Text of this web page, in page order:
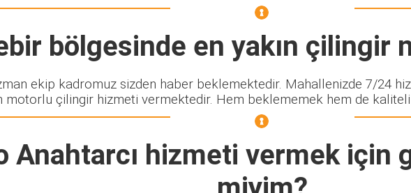
bölgesinde en yakın çilingir
ekip kadromuz sizden haber beklemektedir. Mahallenizde 7/24
çilingir hizmeti vermektedir. Hem beklememek hem de
Anahtarcı hizmeti vermek için